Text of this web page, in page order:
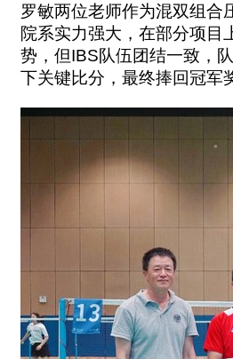
罗敏两位老师作为混双组合
院系实力强大，在部分项目
势，但IBS队伍团结一致，
下关键比分，最终捧回冠军